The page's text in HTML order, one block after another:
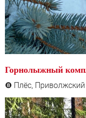
Горнолыжный
❽ Плёс,